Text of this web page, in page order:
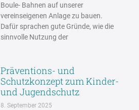
Boule- Bahnen auf unserer
vereinseigenen Anlage zu bauen.
Dafür sprachen gute Gründe, wie die
sinnvolle Nutzung der
Präventions- und
Schutzkonzept zum Kinder-
und Jugendschutz
8. September 2025